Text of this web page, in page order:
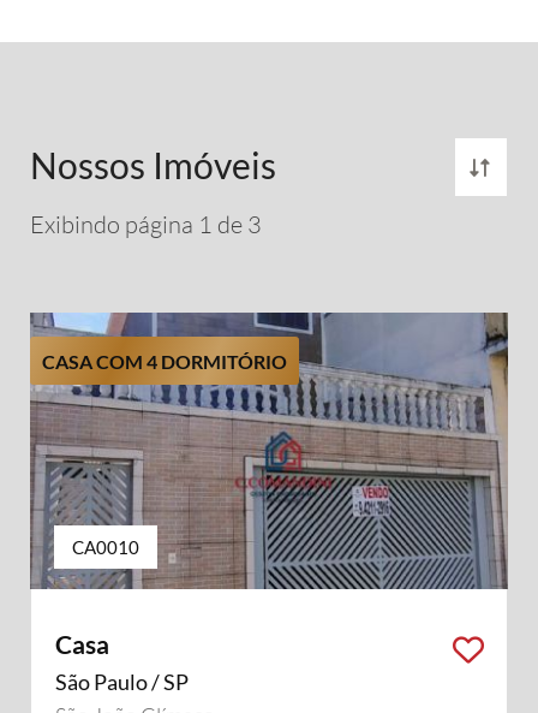
Nossos Imóveis
Exibindo página 1 de 3
CASA COM 4 DORMITÓRIO
CA0010
Casa
São Paulo / SP